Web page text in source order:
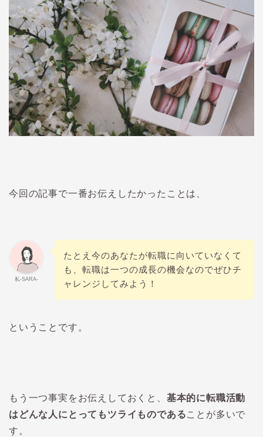
今回の記事で一番お伝えしたかったことは、
私-SARA-
たとえ今のあなたが転職に向いていなくて
も、転職は一つの成長の機会なのでぜひチ
ャレンジしてみよう！
ということです。
もう一つ事実をお伝えしておくと、 基本的に転職活動
はどんな人にとってもツライものであることが多いで
す。